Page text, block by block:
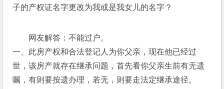
子的产权证名字更改为我或是我女儿的名字？
网友解答：不能过户。
一、此房产权和合法登记人为你父亲，现在他已经过
世，该房产就存在继承问题，首先看你父亲生前有无遗
嘱，有则要按遗办理，若无，则要走法定继承途径。